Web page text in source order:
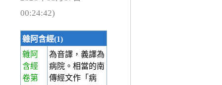
00:24:42)
雜阿含經(1)
雜阿
含經
卷第
為音譯，義譯為
病院。相當的南
傳經文作「病